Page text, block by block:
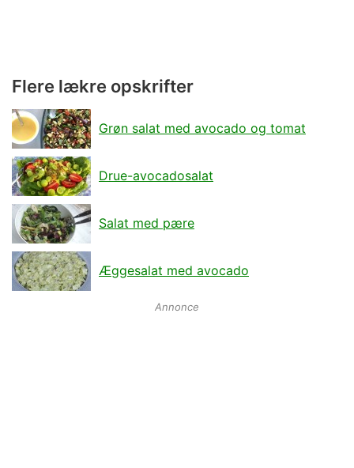
Flere lækre opskrifter
Grøn salat med avocado og tomat
Drue-avocadosalat
Salat med pære
Æggesalat med avocado
Annonce